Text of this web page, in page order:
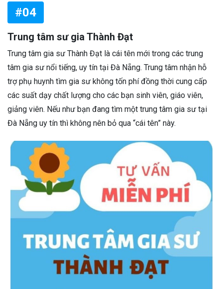
#04
Trung tâm sư gia Thành Đạt
Trung tâm gia sư Thành Đạt là cái tên mới trong các trung
tâm gia sư nổi tiếng, uy tín tại Đà Nẵng. Trung tâm nhận hỗ
trợ phụ huynh tìm gia sư không tốn phí đồng thời cung cấp
các suất dạy chất lượng cho các bạn sinh viên, giáo viên,
giảng viên. Nếu như bạn đang tìm một trung tâm gia sư tại
Đà Nẵng uy tín thì không nên bỏ qua “cái tên” này.